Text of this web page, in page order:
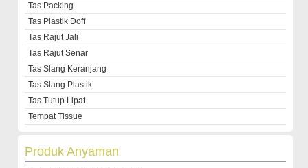
Tas Packing
Tas Plastik Doff
Tas Rajut Jali
Tas Rajut Senar
Tas Slang Keranjang
Tas Slang Plastik
Tas Tutup Lipat
Tempat Tissue
Produk Anyaman